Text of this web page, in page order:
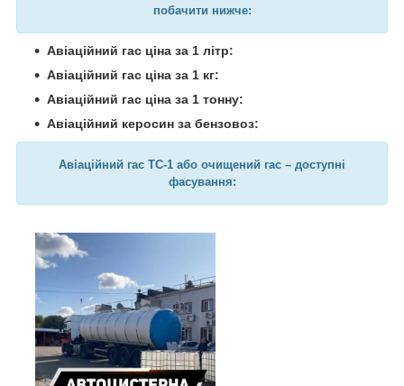
побачити нижче:
Авіаційний гас ціна за 1 літр:
Авіаційний гас ціна за 1 кг:
Авіаційний гас ціна за 1 тонну:
Авіаційний керосин за бензовоз:
Авіаційний гас ТС-1 або очищений гас – доступні
фасування: